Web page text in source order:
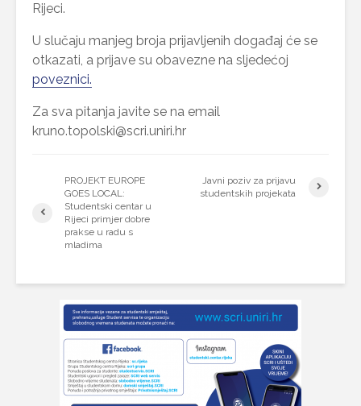
Rijeci.
U slučaju manjeg broja prijavljenih događaj će se
otkazati, a prijave su obavezne na sljedećoj
poveznici.
Za sva pitanja javite se na email
kruno.topolski@scri.uniri.hr
PROJEKT EUROPE
GOES LOCAL:
Studentski centar u
Rijeci primjer dobre
prakse u radu s
mladima
Javni poziv za prijavu
studentskih projekata